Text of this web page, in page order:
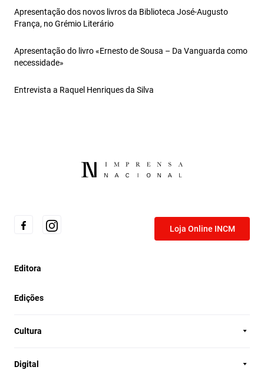
Apresentação dos novos livros da Biblioteca José-Augusto
França, no Grémio Literário
Apresentação do livro «Ernesto de Sousa – Da Vanguarda como
necessidade»
Entrevista a Raquel Henriques da Silva
Loja Online INCM
Editora
Edições
Cultura
Digital